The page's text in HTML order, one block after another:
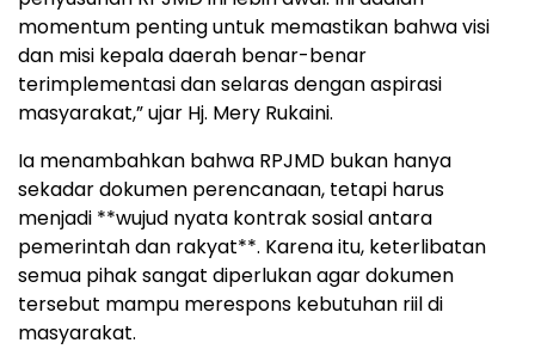
momentum penting untuk memastikan bahwa visi
dan misi kepala daerah benar-benar
terimplementasi dan selaras dengan aspirasi
masyarakat,” ujar Hj. Mery Rukaini.
Ia menambahkan bahwa RPJMD bukan hanya
sekadar dokumen perencanaan, tetapi harus
menjadi **wujud nyata kontrak sosial antara
pemerintah dan rakyat**. Karena itu, keterlibatan
semua pihak sangat diperlukan agar dokumen
tersebut mampu merespons kebutuhan riil di
masyarakat.